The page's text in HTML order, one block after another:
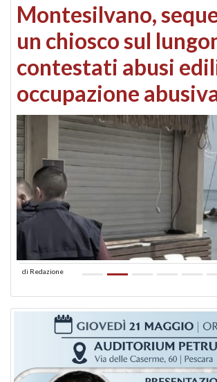
Montesilvano,
un chiosco sul
contestati abusi
occupazione
di Redazione